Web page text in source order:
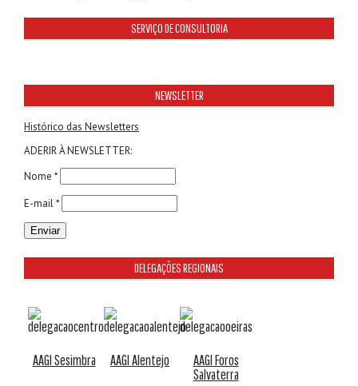
SERVIÇO DE CONSULTORIA
NEWSLETTER
Histórico das Newsletters
ADERIR À NEWSLETTER:
Nome *
E-mail *
DELEGAÇÕES REGIONAIS
AAGI Sesimbra AAGI Alentejo
AAGI Foros
Salvaterra